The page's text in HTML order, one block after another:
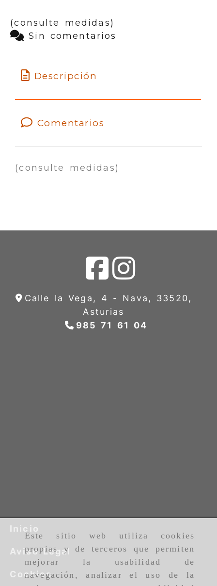
Este sitio web utiliza cookies
propias y de terceros que permiten
mejorar la usabilidad de
navegación, analizar el uso de la
(consulte medidas)
Sin comentarios
Descripción
Comentarios
(consulte medidas)
Calle la Vega, 4 - Nava, 33520,
Asturias
985 71 61 04
Inicio
Aviso Legal
Cookies